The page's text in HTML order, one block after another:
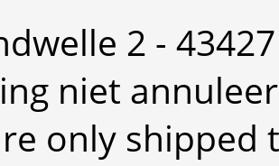
2 - 43427
niet
only shipped